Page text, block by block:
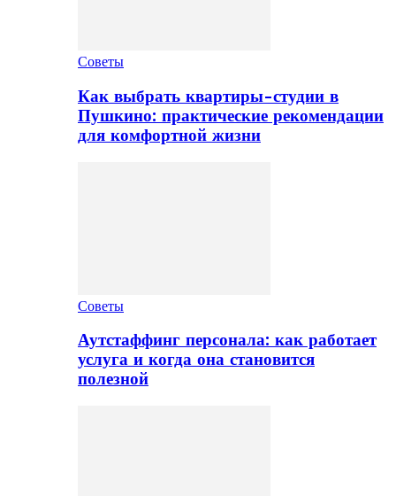
Советы
Как выбрать квартиры-студии в
Пушкино: практические рекомендации
для комфортной жизни
Советы
Аутстаффинг персонала: как работает
услуга и когда она становится
полезной